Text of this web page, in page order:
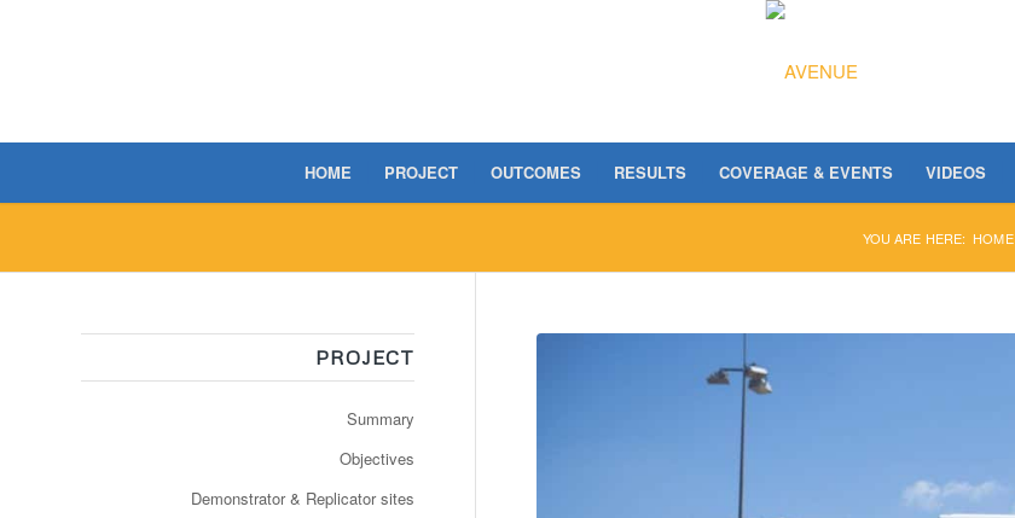
HOME PROJECT OUTCOMES RESULTS COVERAGE & EVENTS VIDEOS
YOU ARE HERE: HOME
PROJECT
Summary
Objectives
Demonstrator & Replicator sites